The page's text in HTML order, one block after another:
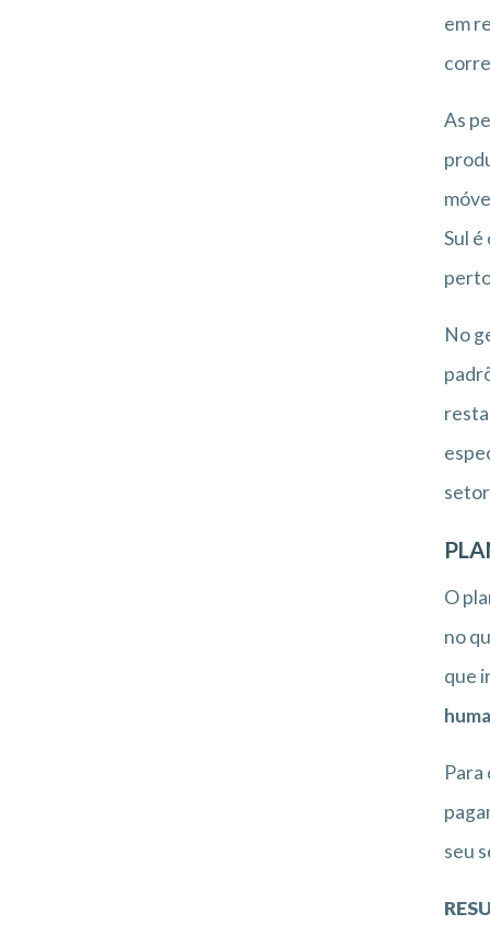
em
As
Sul
No
O
no
que
seu